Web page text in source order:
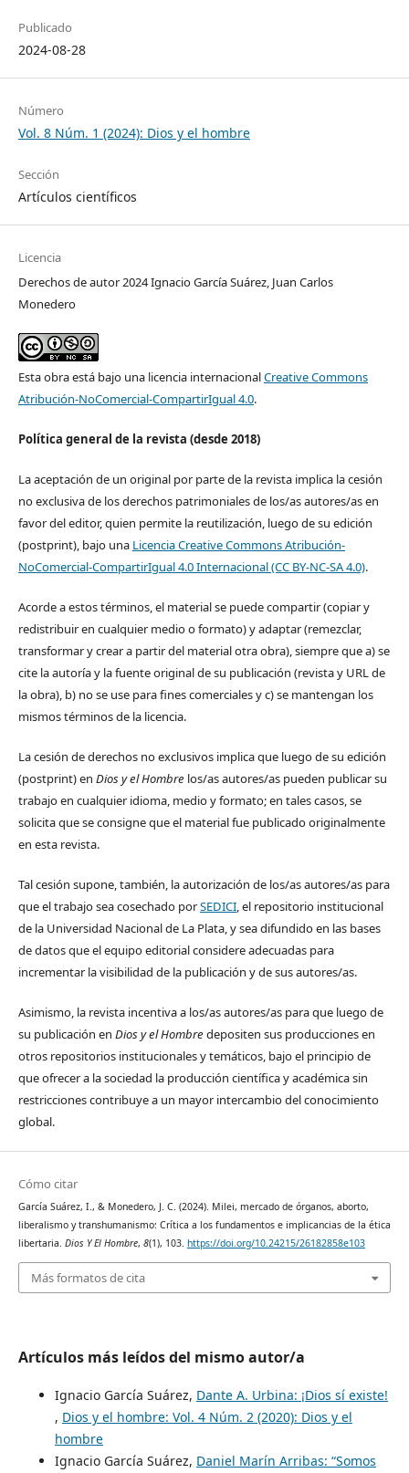
Publicado
2024-08-28
Número
Vol. 8 Núm. 1 (2024): Dios y el hombre
Sección
Artículos científicos
Licencia
Derechos de autor 2024 Ignacio García Suárez, Juan Carlos
Monedero
Esta obra está bajo una licencia internacionalCreative Commons
Atribución-NoComercial-CompartirIgual 4.0.
Política general de la revista (desde 2018)
La aceptación de un original por parte de la revista implica la cesión
no exclusiva de los derechos patrimoniales de los/as autores/as en
favor del editor, quien permite la reutilización, luego de su edición
(postprint), bajo una Licencia Creative Commons Atribución-
NoComercial-CompartirIgual 4.0 Internacional (CC BY-NC-SA 4.0).
Acorde a estos términos, el material se puede compartir (copiar y
redistribuir en cualquier medio o formato) y adaptar (remezclar,
transformar y crear a partir del material otra obra), siempre que a) se
cite la autoría y la fuente original de su publicación (revista y URL de
la obra), b) no se use para fines comerciales y c) se mantengan los
mismos términos de la licencia.
La cesión de derechos no exclusivos implica que luego de su edición
(postprint) en Dios y el Hombre los/as autores/as pueden publicar su
trabajo en cualquier idioma, medio y formato; en tales casos, se
solicita que se consigne que el material fue publicado originalmente
en esta revista.
Tal cesión supone, también, la autorización de los/as autores/as para
que el trabajo sea cosechado porSEDICI, el repositorio institucional
de la Universidad Nacional de La Plata, y sea difundido en las bases
de datos que el equipo editorial considere adecuadas para
incrementar la visibilidad de la publicación y de sus autores/as.
Asimismo, la revista incentiva a los/as autores/as para que luego de
su publicación en Dios y el Hombre depositen sus producciones en
otros repositorios institucionales y temáticos, bajo el principio de
que ofrecer a la sociedad la producción científica y académica sin
restricciones contribuye a un mayor intercambio del conocimiento
global.
Cómo citar
García Suárez, I., & Monedero, J. C. (2024). Milei, mercado de órganos, aborto,
liberalismo y transhumanismo: Crítica a los fundamentos e implicancias de la ética
libertaria. Dios Y El Hombre, 8(1), 103. https://doi.org/10.24215/26182858e103
Más formatos de cita
Artículos más leídos del mismo autor/a
Ignacio García Suárez, Dante A. Urbina: ¡Dios sí existe!
, Dios y el hombre: Vol. 4 Núm. 2 (2020): Dios y el
hombre
Ignacio García Suárez, Daniel Marín Arribas: “Somos